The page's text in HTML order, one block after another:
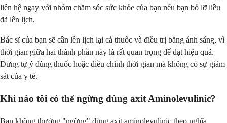
liên hệ ngay với nhóm chăm sóc sức khỏe của bạn nếu bạn bỏ lỡ liều
đã lên lịch.
Bác sĩ của bạn sẽ cần lên lịch lại cả thuốc và điều trị bằng ánh sáng, vì
thời gian giữa hai thành phần này là rất quan trọng để đạt hiệu quả.
Đừng tự ý dùng thuốc hoặc điều chỉnh thời gian mà không có sự giám
sát của y tế.
Khi nào tôi có thể ngừng dùng axit Aminolevulinic?
Bạn không thường "ngừng" dùng axit aminolevulinic theo nghĩa